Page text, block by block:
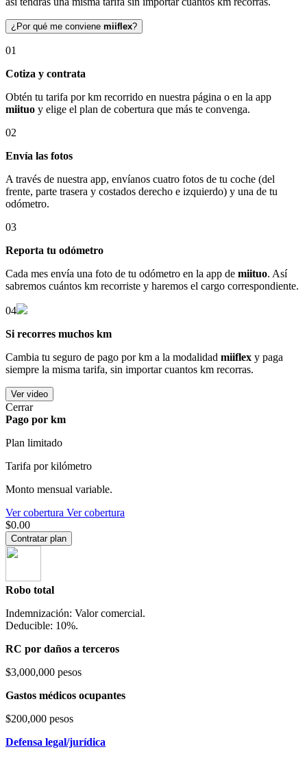
¿Por qué me conviene miiflex?
01
Cotiza y contrata
Obtén tu tarifa por km recorrido en nuestra página o en la app
miituo y elige el plan de cobertura que más te convenga.
02
Envía las fotos
A través de nuestra app, envíanos cuatro fotos de tu coche (del
frente, parte trasera y costados derecho e izquierdo) y una de tu
odómetro.
03
Reporta tu odómetro
Cada mes envía una foto de tu odómetro en la app de miituo. Así
sabremos cuántos km recorriste y haremos el cargo correspondiente.
04
Si recorres muchos km
Cambia tu seguro de pago por km a la modalidad miiflex y paga
siempre la misma tarifa, sin importar cuantos km recorras.
Ver video
Cerrar
Pago por km
Plan limitado
Tarifa por kilómetro
Monto mensual variable.
Ver cobertura Ver cobertura
$0.00
Contratar plan
Robo total
Indemnización: Valor comercial.
Deducible: 10%.
RC por daños a terceros
$3,000,000 pesos
Gastos médicos ocupantes
$200,000 pesos
Defensa legal/jurídica